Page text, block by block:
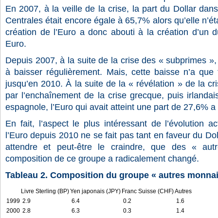
En 2007, à la veille de la crise, la part du Dollar
Centrales était encore égale à 65,7% alors qu’elle
création de l’Euro a donc abouti à la création d’un
Euro.
Depuis 2007, à la suite de la crise des « subprimes
à baisser régulièrement. Mais, cette baisse n’a que
jusqu’en 2010. À la suite de la « révélation » de la
par l’enchaînement de la crise grecque, puis
espagnole, l’Euro qui avait atteint une part de 27,6%
En fait, l’aspect le plus intéressant de l’évolution
l’Euro depuis 2010 ne se fait pas tant en faveur du
attendre et peut-être le craindre, que des «
composition de ce groupe a radicalement changé.
Tableau 2. Composition du groupe « autres
Livre Sterling (BP)Yen japonais (JPY) Franc Suisse (CHF)Autres
1999 2.9 6.4 0.2
1.6
2000 2.8 6.3 0.3
1.4